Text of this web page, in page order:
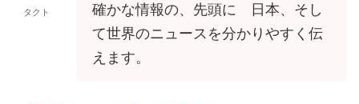
タクト
確かな情報の、先頭に 日本、そし
て世界のニュースを分かりやすく伝
えます。